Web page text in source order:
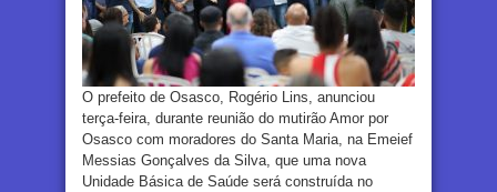
O prefeito de Osasco, Rogério Lins, anunciou
terça-feira, durante reunião do mutirão Amor por
Osasco com moradores do Santa Maria, na Emeief
Messias Gonçalves da Silva, que uma nova
Unidade Básica de Saúde será construída no